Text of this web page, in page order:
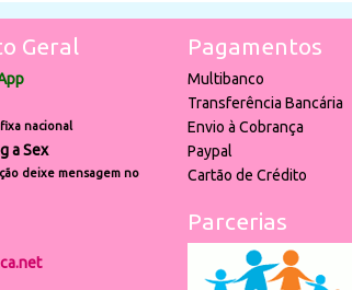
Geral
nacional
a Sex
deixe mensagem no
Pagamentos
Multibanco
Transferência Bancária
Envio à Cobrança
Paypal
Cartão de Crédito
Parcerias